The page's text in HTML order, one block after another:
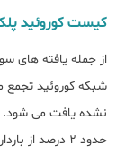
کیست کوروئید
از جمله یافته
شبکه کوروئید
نشده یافت می شود.
حدود 2 درصد